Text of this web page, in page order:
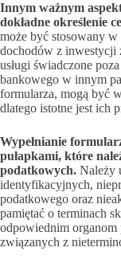
Innym ważnym
dokładne określenie
może być stosowany
dochodów z inwestycji
usługi świadczone
bankowego w innym
formularza, mogą być
dlatego istotne jest ich
Wypełnianie
pułapkami, które
podatkowych. Należy
identyfikacyjnych,
podatkowego oraz
pamiętać o terminach
odpowiednim
związanych z